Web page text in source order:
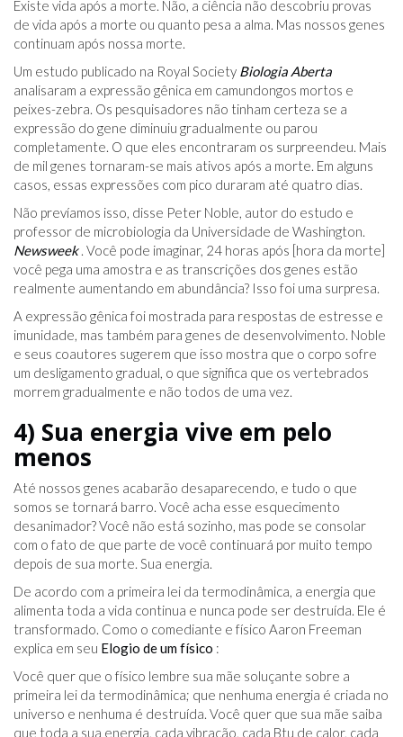
Existe vida após a morte. Não, a ciência não descobriu provas
de vida após a morte ou quanto pesa a alma. Mas nossos genes
continuam após nossa morte.
Um estudo publicado na Royal Society Biologia Aberta
analisaram a expressão gênica em camundongos mortos e
peixes-zebra. Os pesquisadores não tinham certeza se a
expressão do gene diminuiu gradualmente ou parou
completamente. O que eles encontraram os surpreendeu. Mais
de mil genes tornaram-se mais ativos após a morte. Em alguns
casos, essas expressões com pico duraram até quatro dias.
Não prevíamos isso, disse Peter Noble, autor do estudo e
professor de microbiologia da Universidade de Washington.
Newsweek . Você pode imaginar, 24 horas após [hora da morte]
você pega uma amostra e as transcrições dos genes estão
realmente aumentando em abundância? Isso foi uma surpresa.
A expressão gênica foi mostrada para respostas de estresse e
imunidade, mas também para genes de desenvolvimento. Noble
e seus coautores sugerem que isso mostra que o corpo sofre
um desligamento gradual, o que significa que os vertebrados
morrem gradualmente e não todos de uma vez.
4) Sua energia vive em pelo
menos
Até nossos genes acabarão desaparecendo, e tudo o que
somos se tornará barro. Você acha esse esquecimento
desanimador? Você não está sozinho, mas pode se consolar
com o fato de que parte de você continuará por muito tempo
depois de sua morte. Sua energia.
De acordo com a primeira lei da termodinâmica, a energia que
alimenta toda a vida continua e nunca pode ser destruída. Ele é
transformado. Como o comediante e físico Aaron Freeman
explica em seu Elogio de um físico :
Você quer que o físico lembre sua mãe soluçante sobre a
primeira lei da termodinâmica; que nenhuma energia é criada no
universo e nenhuma é destruída. Você quer que sua mãe saiba
que toda a sua energia, cada vibração, cada Btu de calor, cada